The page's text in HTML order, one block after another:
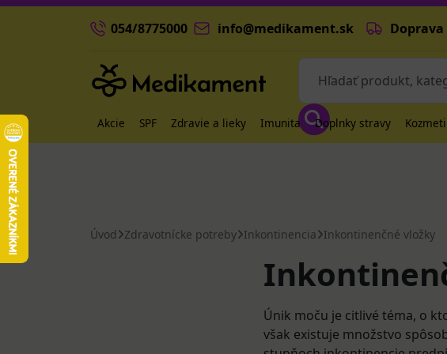
054/8775000 info@medikament.sk Doprava
Akcie SPF Zdravie a lieky Imunita Doplnky stravy
Úvod Zdravotnícke potreby Inkontinencia Inkontinenčné vložky
Únik moču je citlivé téma, o
však existuje množstvo